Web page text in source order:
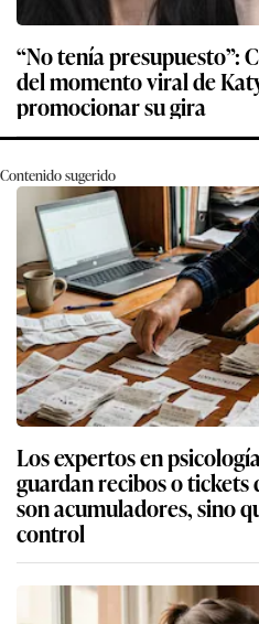
“No tenía presupuesto”:
del momento viral de
promocionar su gira
Contenido sugerido
Los expertos en
guardan recibos o tickets
son acumuladores, sino
control